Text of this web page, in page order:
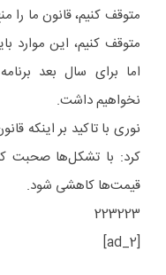
متوقف کنیم، قانون ما را
متوقف کنیم، این موارد
اما برای سال بعد
نخواهیم داشت.
نوری با تاکید بر اینکه
کرد: با تشکل‌ها صحبت
قیمت‌ها کاهشی شود.
223223
[ad_2]